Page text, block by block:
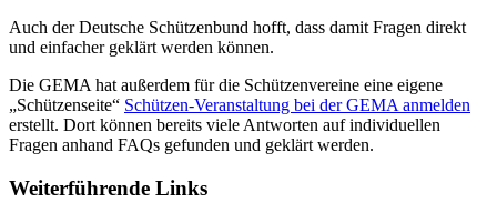
Auch der Deutsche Schützenbund hofft, dass damit Fragen direkt
und einfacher geklärt werden können.
Die GEMA hat außerdem für die Schützenvereine eine eigene
„Schützenseite“ Schützen-Veranstaltung bei der GEMA anmelden
erstellt. Dort können bereits viele Antworten auf individuellen
Fragen anhand FAQs gefunden und geklärt werden.
Weiterführende Links